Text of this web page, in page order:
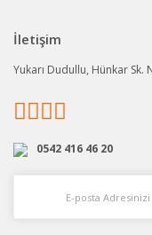
İletişim
Yukarı Dudullu, Hünkar
0542 416 46 20